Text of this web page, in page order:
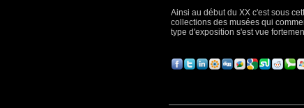
Ainsi au début du XX c'est sous
collections des musées qui
type d'exposition s'est vue